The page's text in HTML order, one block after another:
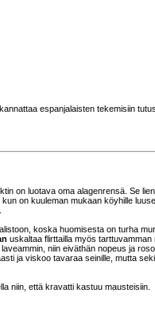
espanjalaisten tekemisiin
on luotava oma alagenrensä. Se
on kuuleman mukaan köyhille
koska huomisesta on turha
uskaltaa flirttailla myös tarttuvamman
niin eiväthän nopeus ja
ja viskoo tavaraa seinille, mutta
niin, että kravatti kastuu mausteisiin.